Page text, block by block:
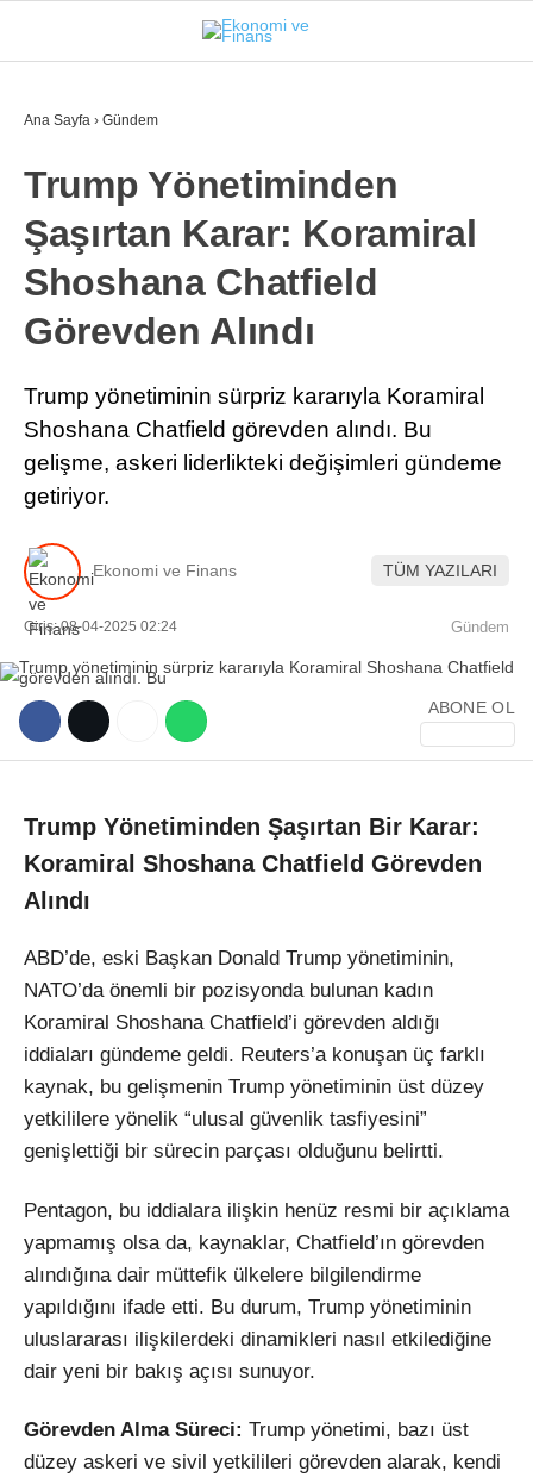
WhatsApp İhbar Hattı
Instagram
Youtube
İSTANBUL
GÜNDEM
EKONOMI
FINANS
BORSA
KRIPTO
SEKTÖRLER
Ana Sayfa › Gündem
Trump Yönetiminden
Şaşırtan Karar: Koramiral
Shoshana Chatfield
Görevden Alındı
Trump yönetiminin sürpriz kararıyla Koramiral
Shoshana Chatfield görevden alındı. Bu
gelişme, askeri liderlikteki değişimleri gündeme
getiriyor.
Ekonomi ve Finans TÜM YAZILARI
Giriş: 08-04-2025 02:24 Gündem
ABONE OL
Trump Yönetiminden Şaşırtan Bir Karar:
Koramiral Shoshana Chatfield Görevden
Alındı
ABD’de, eski Başkan Donald Trump yönetiminin,
NATO’da önemli bir pozisyonda bulunan kadın
Koramiral Shoshana Chatfield’i görevden aldığı
iddiaları gündeme geldi. Reuters’a konuşan üç farklı
kaynak, bu gelişmenin Trump yönetiminin üst düzey
yetkililere yönelik “ulusal güvenlik tasfiyesini”
genişlettiği bir sürecin parçası olduğunu belirtti.
Pentagon, bu iddialara ilişkin henüz resmi bir açıklama
yapmamış olsa da, kaynaklar, Chatfield’ın görevden
alındığına dair müttefik ülkelere bilgilendirme
yapıldığını ifade etti. Bu durum, Trump yönetiminin
uluslararası ilişkilerdeki dinamikleri nasıl etkilediğine
dair yeni bir bakış açısı sunuyor.
Görevden Alma Süreci: Trump yönetimi, bazı üst
düzey askeri ve sivil yetkilileri görevden alarak, kendi